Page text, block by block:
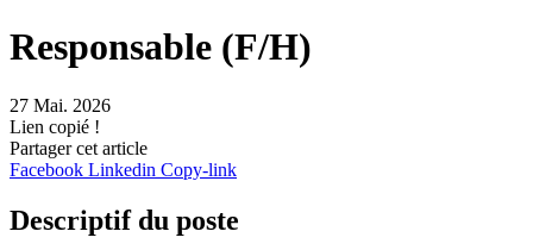
Responsable (F/H)
27 Mai. 2026
Lien copié !
Partager cet article
Facebook Linkedin Copy-link
Descriptif du poste